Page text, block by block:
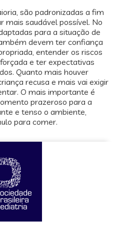
são padronizadas a fim
mais saudável possível. No
para a situação de
devem ter confiança
entender os riscos
e ter expectativas
Quanto mais houver
recusa e mais vai exigir
O mais importante é
prazeroso para a
e tenso o ambiente,
para comer.